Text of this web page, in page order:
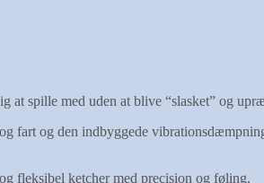
at spille med uden at blive “slasket” og
og den indbyggede
fleksibel ketcher med precision og føling.